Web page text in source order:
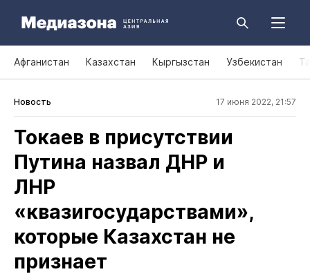
Афганистан Казахстан Кыргызстан Узбекистан
Новость 17 июня 2022, 21:57
Токаев в присутствии
Путина назвал ДНР и
ЛНР
«квазигосударствами»,
которые Казахстан не
признает